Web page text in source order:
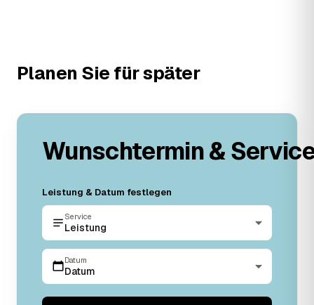
Planen Sie für später
Wunschtermin &
Leistung & Datum festlegen
Service
Leistung
Datum
Datum